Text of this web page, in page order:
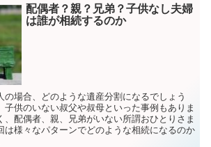
配偶者？親？兄弟？子供なし夫婦
は誰が相続するのか
の場合、どのような遺産分割になるでしょう
子供のいない叔父や叔母といった事例もありま
、配偶者、親、兄弟がいない所謂おひとりさま
は様々なパターンでどのような相続になるのか